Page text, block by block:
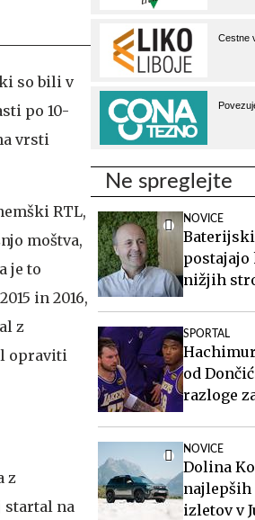
so bili v
po 10-
vrsti
RTL,
moštva,
je to
in 2016,
z
opraviti
z
startal na
Ne spreglejte
NOVICE
postajajo
nižjih
SPORTAL
od
razloge
NOVICE
Dolina
izletov v